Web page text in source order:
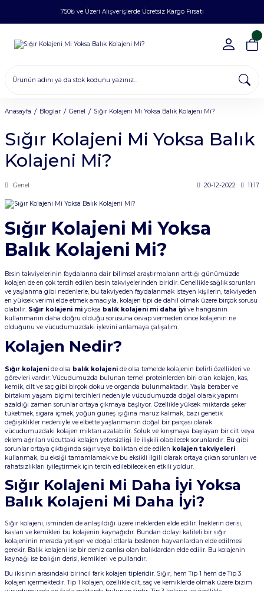
750₺ ve Üzeri Alışverişlerde Ücretsiz Kargo Fırsatı
Anasayfa Bloglar Genel Sığır Kolajeni Mi Yoksa Balık Kolajeni Mi?
Sığır Kolajeni Mi Yoksa Balık
Kolajeni Mi?
Genel 20-12-2022 11:17
Sığır Kolajeni Mi Yoksa
Balık Kolajeni Mi?
Besin takviyelerinin faydalarına dair bilimsel araştırmaların arttığı günümüzde
kolajen de en çok tercih edilen besin takviyelerinden biridir. Genellikle sağlık sorunları
ve yaşlanma gibi nedenlerle, bu takviyeden faydalanmak isteyen kişilerin, takviyeden
en yüksek verimi elde etmek amacıyla, kolajen tipi de dahil olmak üzere birçok sorusu
olabilir. Sığır kolajeni mi yoksa balık kolajeni mi daha iyi ve hangisinin
kullanmanın daha doğru olduğu sorusuna cevap vermeden önce kolajenin ne
olduğunu ve vücudumuzdaki işlevini anlamaya çalışalım.
Kolajen Nedir?
Sığır kolajeni de olsa balık kolajeni de olsa temelde kolajenin belirli özellikleri ve
görevleri vardır. Vücudumuzda bulunan temel proteinlerden biri olan kolajen, kas,
kemik, cilt ve saç gibi birçok doku ve organda bulunmaktadır. Yaşla beraber ve
birtakım yaşam biçimi tercihleri nedeniyle vücudumuzda doğal olarak yapımı
azaldığı zaman sorunlar ortaya çıkmaya başlıyor. Özellikle yüksek miktarda şeker
tüketmek, sigara içmek, yoğun güneş ışığına maruz kalmak, bazı genetik
değişiklikler nedeniyle ve elbette yaşlanmanın doğal bir parçası olarak
vücudumuzdaki kolajen miktarı azalabilir. Soluk ve kırışmaya başlayan bir cilt veya
eklem ağrıları vücuttaki kolajen yetersizliği ile ilişkili olabilecek sorunlardır. Bu gibi
sorunlar ortaya çıktığında sığır veya balıktan elde edilen kolajen takviyeleri
kullanmak, bu eksiği tamamlamak ve bu eksikli ilgili olarak ortaya çıkan sorunları ve
rahatsızlıkları iyileştirmek için tercih edilebilecek en etkili yoldur.
Sığır Kolajeni Mi Daha İyi Yoksa
Balık Kolajeni Mi Daha İyi?
Sığır kolajeni, isminden de anlaşıldığı üzere ineklerden elde edilir. İneklerin derisi,
kasları ve kemikleri bu kolajenin kaynağıdır. Bundan dolayı kaliteli bir sığır
kolajeninin merada yetişen ve doğal otlarla beslenen hayvanlardan elde edilmesi
gerekir. Balık kolajeni ise bir deniz canlısı olan balıklardan elde edilir. Bu kolajenin
kaynağı ise balığın derisi, kemikleri ve pullarıdır.
Bu ikisinin arasındaki birincil fark kolajen tipleridir. Sığır, hem Tip 1 hem de Tip 3
kolajen içermektedir. Tip 1 kolajen, özellikle cilt, saç ve kemiklerde olmak üzere bizim